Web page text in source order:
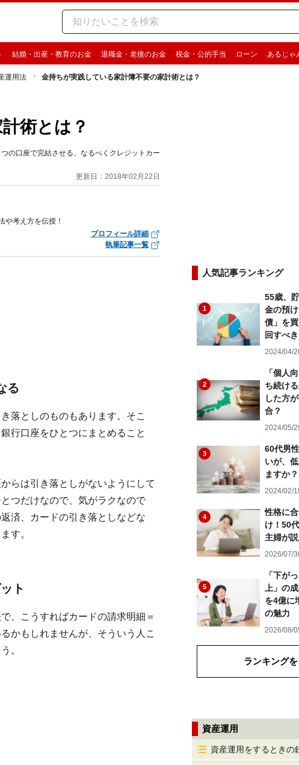
結婚・出産・教育のお金 退職金・老後のお金 税金・公的手当 ローン あるじゃ
運用法 金持ちが実践している家計簿不要の家計術とは？
術とは？
の口座で完結させる、なるべくクレジットカー
更新日：2018年02月22日
や考え方を伝授！
プロフィール詳細
執筆記事一覧
る
落としのものもあります。そこ
行口座をひとつにまとめること
らは引き落としがないようにして
つだけなので、気がラクなので
済、カードの引き落としなどな
す。
ト
、こうすればカードの請求明細＝
かもしれませんが、そういう人こ
。
人気記事ランキング
1
55歳、
金の預
債」を
回すべき
2024/04/
2
「個人
ち続け
した方
合？
2024/05/
3
60代男
いが、
ますか？
2024/02/
4
性格に
け！50
主婦が
2026/07/
5
「下が
上」の
を4億に
の魅力
2026/08/
ランキング
資産運用
資産運用をするときの